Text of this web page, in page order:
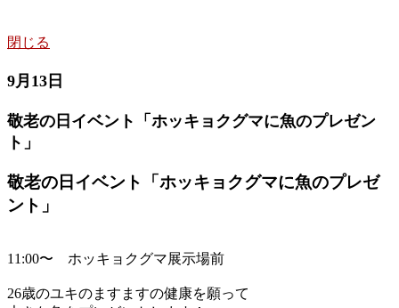
閉じる
9月13日
敬老の日イベント「ホッキョクグマに魚のプレゼン
ト」
敬老の日イベント「ホッキョクグマに魚のプレゼ
ント」
11:00〜 ホッキョクグマ展示場前
26歳のユキのますますの健康を願って